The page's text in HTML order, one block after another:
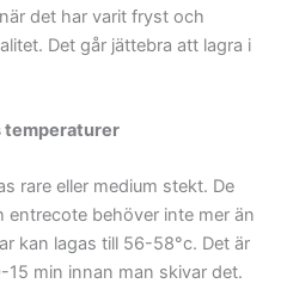
det har varit fryst och
Det går jättebra att lagra i
temperaturer
rare eller medium stekt. De
entrecote behöver inte mer än
kan lagas till 56-58°c. Det är
min innan man skivar det.